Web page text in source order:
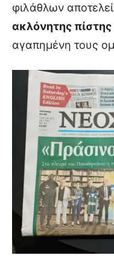
φιλάθλων
ακλόνητης πίστης
αγαπημένη τους